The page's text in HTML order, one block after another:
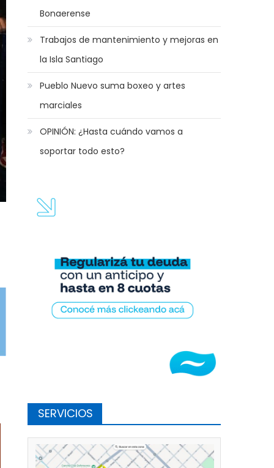
Bonaerense
Trabajos de mantenimiento y mejoras en
la Isla Santiago
Pueblo Nuevo suma boxeo y artes
marciales
OPINIÓN: ¿Hasta cuándo vamos a
soportar todo esto?
SERVICIOS